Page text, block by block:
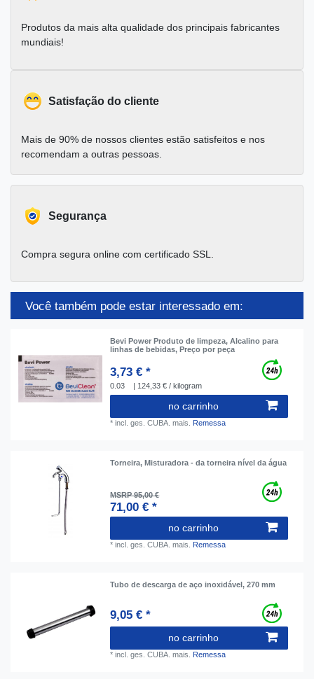
Produtos da mais alta qualidade dos principais fabricantes
mundiais!
Satisfação do cliente
Mais de 90% de nossos clientes estão satisfeitos e nos
recomendam a outras pessoas.
Segurança
Compra segura online com certificado SSL.
Você também pode estar interessado em:
Bevi Power Produto de limpeza, Alcalino para
linhas de bebidas, Preço por peça
3,73 € *
0.03 | 124,33 € / kilogram
no carrinho
*incl. ges. CUBA. mais. Remessa
Torneira, Misturadora - da torneira nível da água
MSRP 95,00 €
71,00 € *
no carrinho
*incl. ges. CUBA. mais. Remessa
Tubo de descarga de aço inoxidável, 270 mm
9,05 € *
no carrinho
*incl. ges. CUBA. mais. Remessa